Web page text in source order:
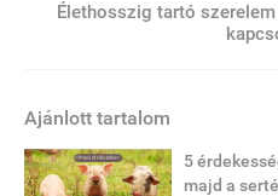
Élethosszig tartó
Ajánlott tartalom
5
majd a